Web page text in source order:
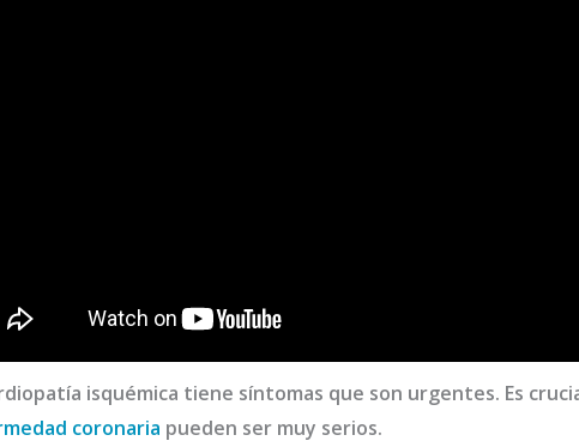
isquémica tiene síntomas que son urgentes. Es
coronaria pueden ser muy serios.